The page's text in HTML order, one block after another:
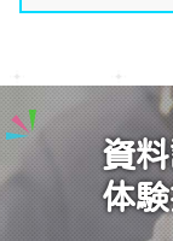
【新潟】体
チャレンジ
【新潟】卒
の決め方は
2025
2024
2023
資
体